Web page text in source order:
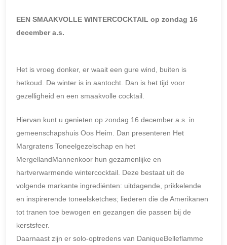
EEN SMAAKVOLLE WINTERCOCKTAIL op zondag 16
december a.s.
Het is vroeg donker, er waait een gure wind, buiten is
hetkoud. De winter is in aantocht. Dan is het tijd voor
gezelligheid en een smaakvolle cocktail.
Hiervan kunt u genieten op zondag 16 december a.s. in
gemeenschapshuis Oos Heim. Dan presenteren Het
Margratens Toneelgezelschap en het
MergellandMannenkoor hun gezamenlijke en
hartverwarmende wintercocktail. Deze bestaat uit de
volgende markante ingrediënten: uitdagende, prikkelende
en inspirerende toneelsketches; liederen die de Amerikanen
tot tranen toe bewogen en gezangen die passen bij de
kerstsfeer.
Daarnaast zijn er solo-optredens van DaniqueBelleflamme